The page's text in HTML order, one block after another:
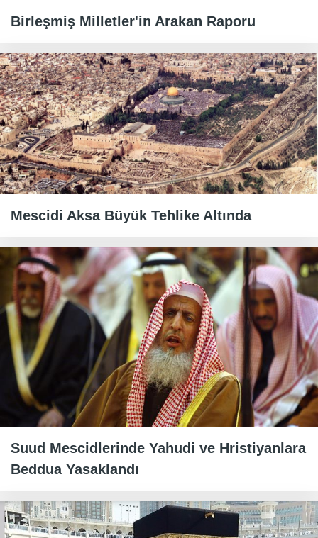
Birleşmiş Milletler'in Arakan Raporu
Mescidi Aksa Büyük Tehlike Altında
Suud Mescidlerinde Yahudi ve Hristiyanlara
Beddua Yasaklandı